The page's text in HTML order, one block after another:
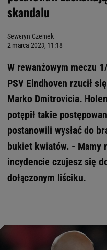
skandalu
Seweryn Czernek
2 marca 2023, 11:18
W rewanżowym meczu
PSV Eindhoven rzucił
Marko Dmitrovicia.
potępił takie
postanowili wysłać do
bukiet kwiatów. - Mamy
incydencie czujesz się
dołączonym liściku.